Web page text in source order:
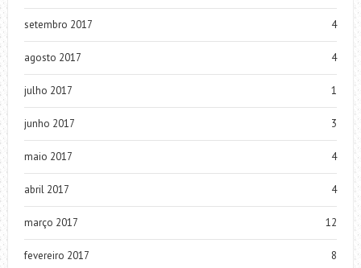
setembro 2017 4
agosto 2017 4
julho 2017 1
junho 2017 3
maio 2017 4
abril 2017 4
março 2017 12
fevereiro 2017 8